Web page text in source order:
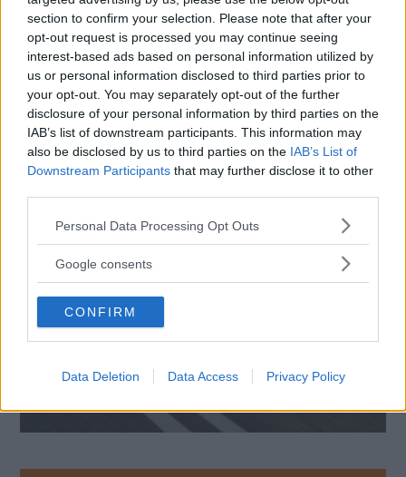
section to confirm your selection. Please note that after your
opt-out request is processed you may continue seeing
interest-based ads based on personal information utilized by
us or personal information disclosed to third parties prior to
your opt-out. You may separately opt-out of the further
disclosure of your personal information by third parties on the
IAB’s list of downstream participants. This information may
also be disclosed by us to third parties on the IAB’s List of
Downstream Participants that may further disclose it to other
Please note that this website/app uses one or more Google
not limited to your visit or usage behaviour. You may click to
use your data for below specified purposes in below Google
consent section.
Personal Data Processing Opt Outs
Google consents
CONFIRM
Data Deletion Data Access Privacy Policy
anläggningsytor.
Vid hjulskifte är det viktigt att alla delar är rena
och att förbanden inte dras för hårt.
Torsten Johansson, STRO